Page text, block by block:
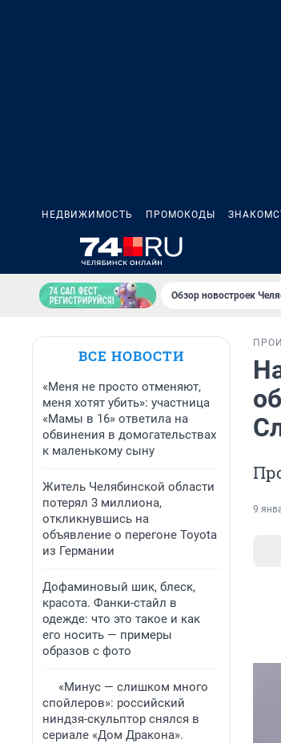
НЕДВИЖИМОСТЬ ПРОМОКОДЫ
Обзор новостроек
ВСЕ НОВОСТИ
«Меня не просто отменяют,
меня хотят убить»: участница
«Мамы в 16» ответила на
обвинения в домогательствах
к маленькому сыну
Житель Челябинской области
потерял 3 миллиона,
откликнувшись на
объявление о перегоне Toyota
из Германии
Дофаминовый шик, блеск,
красота. Фанки-стайл в
одежде: что это такое и как
его носить — примеры
образов с фото
«Минус — слишком много
спойлеров»: российский
ниндзя-скульптор снялся в
сериале «Дом Дракона».
9